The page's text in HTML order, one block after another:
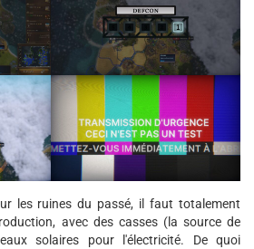
les ruines du passé, il faut totalement
avec des casses (la source de
solaires pour l'électricité. De quoi